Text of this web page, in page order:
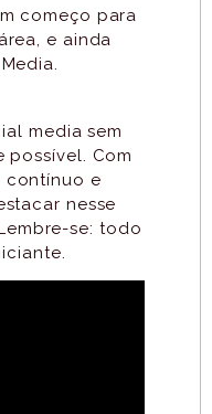
começo para
e ainda
media sem
possível. Com
contínuo e
nesse
se: todo